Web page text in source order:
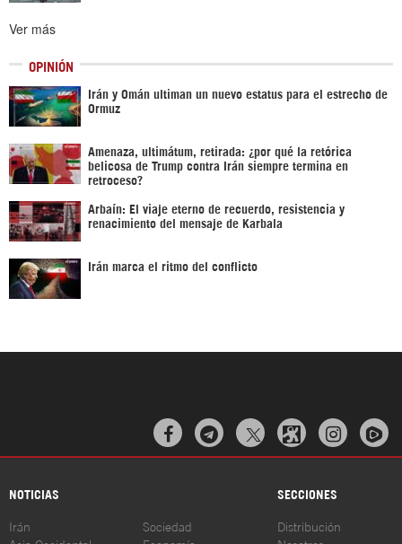
Ver más
OPINIÓN
Irán y Omán ultiman un nuevo estatus para el estrecho de
Ormuz
Amenaza, ultimátum, retirada: ¿por qué la retórica
belicosa de Trump contra Irán siempre termina en
retroceso?
Arbaín: El viaje eterno de recuerdo, resistencia y
renacimiento del mensaje de Karbala
Irán marca el ritmo del conflicto
  
NOTICIAS SECCIONES
Irán Sociedad Distribución